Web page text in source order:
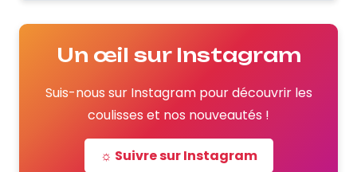
Un œil sur Instagram
Suis-nous sur Instagram pour découvrir les
coulisses et nos nouveautés !
☼ Suivre sur Instagram